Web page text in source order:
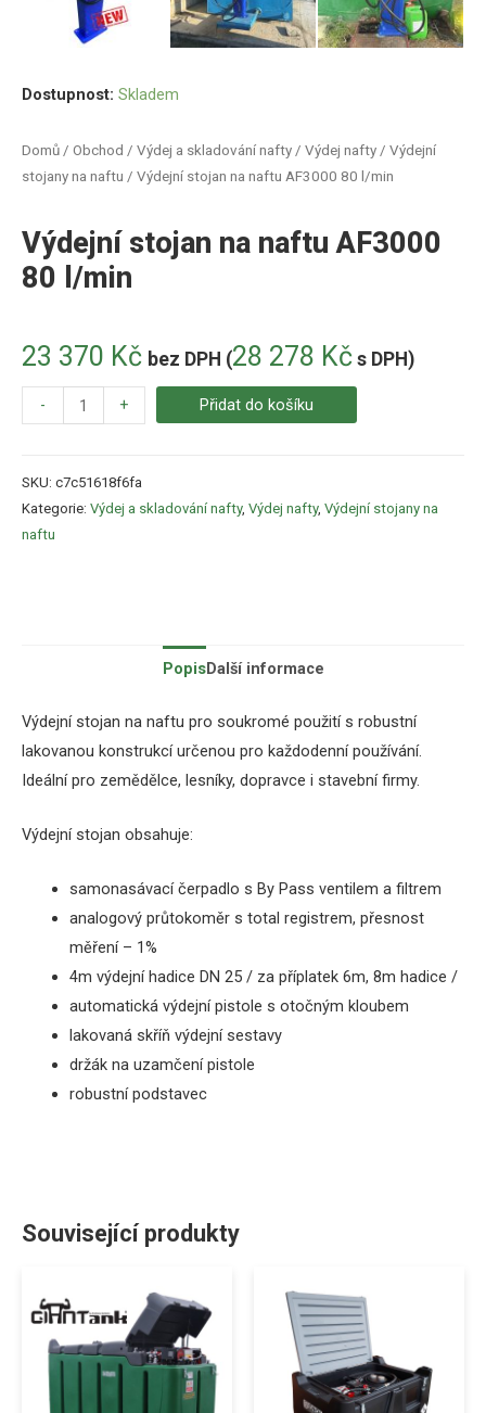
Domů / Obchod / Výdej a skladování nafty / Výdej nafty / Výdejní
stojany na naftu / Výdejní stojan na naftu AF3000 80 l/min
Výdejní stojan na naftu AF3000
80 l/min
23 370 Kč bez DPH (28 278 Kč s DPH)
Dostupnost: Skladem
- + Přidat do košíku
SKU: c7c51618f6fa
Kategorie: Výdej a skladování nafty, Výdej nafty, Výdejní stojany na
naftu
PopisDalší informace
Výdejní stojan na naftu pro soukromé použití s robustní
lakovanou konstrukcí určenou pro každodenní používání.
Ideální pro zemědělce, lesníky, dopravce i stavební firmy.
Výdejní stojan obsahuje:
samonasávací čerpadlo s By Pass ventilem a filtrem
analogový průtokoměr s total registrem, přesnost
měření – 1%
4m výdejní hadice DN 25 / za příplatek 6m, 8m hadice /
automatická výdejní pistole s otočným kloubem
lakovaná skříň výdejní sestavy
držák na uzamčení pistole
robustní podstavec
Související produkty